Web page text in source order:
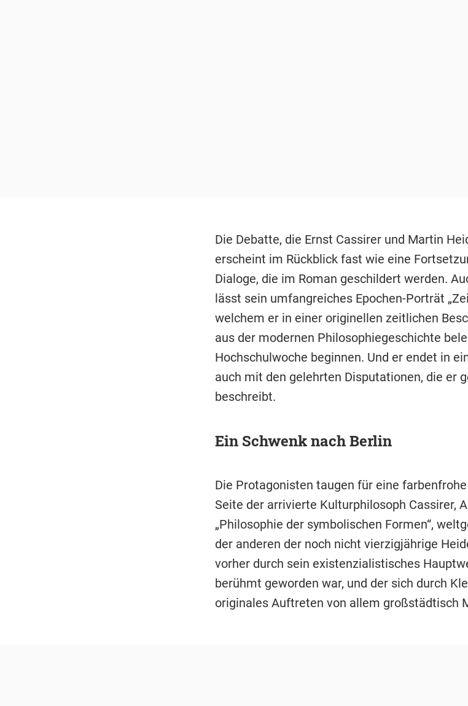
Die Debatte, die Ernst Cassirer und Martin
erscheint im Rückblick fast wie eine
Dialoge, die im Roman geschildert werden.
lässt sein umfangreiches Epochen-Porträt
welchem er in einer originellen zeitlichen
aus der modernen Philosophiegeschichte
Hochschulwoche beginnen. Und er endet in
auch mit den gelehrten Disputationen, die er
beschreibt.
Ein Schwenk nach Berlin
Die Protagonisten taugen für eine
Seite der arrivierte Kulturphilosoph Cassirer,
„Philosophie der symbolischen Formen“,
der anderen der noch nicht vierzigjährige
vorher durch sein existenzialistisches
berühmt geworden war, und der sich durch
originales Auftreten von allem großstädtisch